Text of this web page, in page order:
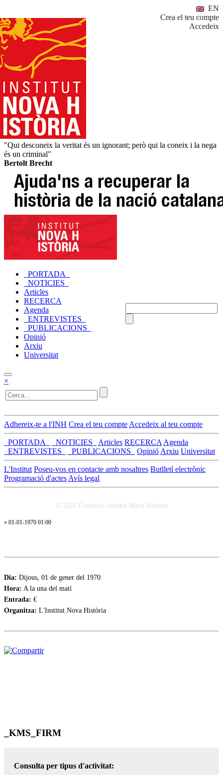
EN
Crea el teu compte
Accedeix
"Qui desconeix la veritat és un ignorant; però qui la coneix i la nega
és un criminal"
Bertolt Brecht
_PORTADA_
_NOTICIES_
Articles
RECERCA
Agenda
_ENTREVISTES_
_PUBLICACIONS_
Opinió
Arxiu
Universitat
×
Adhereix-te a l'INH Crea el teu compte Accedeix al teu compte
_PORTADA_ _NOTICIES_ Articles RECERCA Agenda
_ENTREVISTES_
_PUBLICACIONS_ Opinió Arxiu Universitat
L'Institut Poseu-vos en contacte amb nosaltres Butlletí electrònic
Programació d'actes Avís legal
© 2026 Fundació Institut Nova Història
» 01-01-1970 01:00
Dia: Dijous, 01 de gener del 1970
Hora: A la una del matí
Entrada: €
Organitza: L'Institut Nova Història
_KMS_FIRM
Consulta per tipus d'activitat: